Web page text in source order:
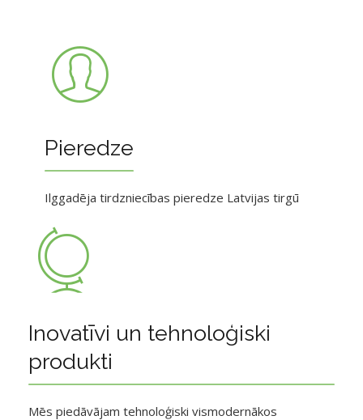
Pieredze
Ilggadēja tirdzniecības pieredze Latvijas tirgū
Inovatīvi un tehnoloģiski
produkti
Mēs piedāvājam tehnoloģiski vismodernākos